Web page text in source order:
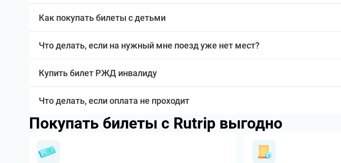
Как покупать билеты с детьми
Что делать, если на нужный мне поезд уже нет мест?
Купить билет РЖД инвалиду
Что делать, если оплата не проходит
Покупать билеты с Rutrip выгодно